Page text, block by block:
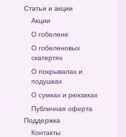
Статьи и акции
Акции
О гобелене
О гобеленовых
скатертях
О покрывалах и
подушках
О сумках и рюкзаках
Публичная оферта
Поддержка
Контакты